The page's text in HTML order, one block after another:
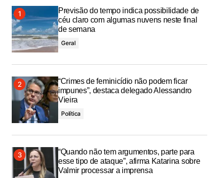
Previsão do tempo indica possibilidade de
céu claro com algumas nuvens neste final
de semana
Geral
“Crimes de feminicídio não podem ficar
impunes”, destaca delegado Alessandro
Vieira
Política
“Quando não tem argumentos, parte para
esse tipo de ataque”, afirma Katarina sobre
Valmir processar a imprensa